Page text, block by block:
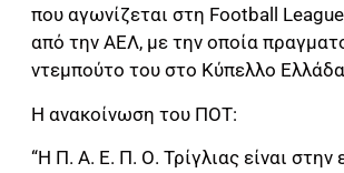
που αγωνίζεται στη Football
από την ΑΕΛ, με την οποία
ντεμπούτο του στο Κύπελλο
Η ανακοίνωση του ΠΟΤ:
“Η Π. Α. Ε. Π. Ο. Τρίγλιας είναι στην